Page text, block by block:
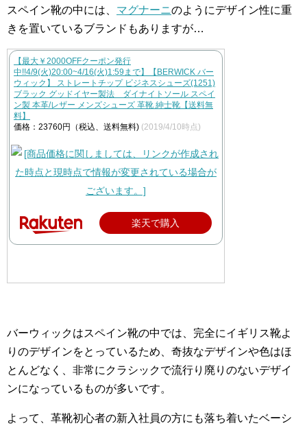
スペイン靴の中には、 マグナーニのようにデザイン性に重
きを置いているブランドもありますが…
【最大￥2000OFFクーポン発行
中!!4/9(火)20:00~4/16(火)1:59まで】【BERWICK バー
ウィック】 ストレートチップ ビジネスシューズ(1251)
ブラック グッドイヤー製法 ダイナイトソール スペイ
ン製 本革/レザー メンズシューズ 革靴 紳士靴【送料無
料】
価格：23760円（税込、送料無料) (2019/4/10時点)
楽天で購入
バーウィックはスペイン靴の中では、完全にイギリス靴よ
りのデザインをとっているため、奇抜なデザインや色はほ
とんどなく、非常にクラシックで流行り廃りのないデザイ
ンになっているものが多いです。
よって、革靴初心者の新入社員の方にも落ち着いたベーシ